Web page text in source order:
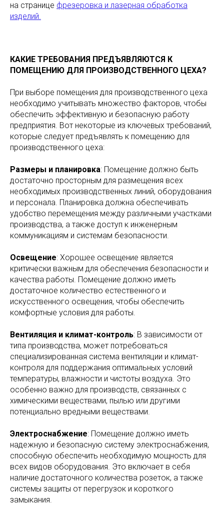
на странице фрезеровка и лазерная обработка
изделий.
КАКИЕ ТРЕБОВАНИЯ ПРЕДЪЯВЛЯЮТСЯ К
ПОМЕЩЕНИЮ ДЛЯ ПРОИЗВОДСТВЕННОГО ЦЕХА?
При выборе помещения для производственного цеха
необходимо учитывать множество факторов, чтобы
обеспечить эффективную и безопасную работу
предприятия. Вот некоторые из ключевых требований,
которые следует предъявлять к помещению для
производственного цеха:
Размеры и планировка: Помещение должно быть
достаточно просторным для размещения всех
необходимых производственных линий, оборудования
и персонала. Планировка должна обеспечивать
удобство перемещения между различными участками
производства, а также доступ к инженерным
коммуникациям и системам безопасности.
Освещение: Хорошее освещение является
критически важным для обеспечения безопасности и
качества работы. Помещение должно иметь
достаточное количество естественного и
искусственного освещения, чтобы обеспечить
комфортные условия для работы.
Вентиляция и климат-контроль: В зависимости от
типа производства, может потребоваться
специализированная система вентиляции и климат-
контроля для поддержания оптимальных условий
температуры, влажности и чистоты воздуха. Это
особенно важно для производств, связанных с
химическими веществами, пылью или другими
потенциально вредными веществами.
Электроснабжение: Помещение должно иметь
надежную и безопасную систему электроснабжения,
способную обеспечить необходимую мощность для
всех видов оборудования. Это включает в себя
наличие достаточного количества розеток, а также
системы защиты от перегрузок и короткого
замыкания.